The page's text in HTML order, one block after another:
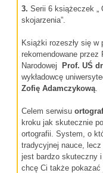
3. Serii 6 książeczek „
skojarzenia”.
Książki rozeszły się w
rekomendowane
Narodowej
Prof. UŚ
wykładowcę
Zofię Adamczykową
Celem serwisu
kroku jak skutecznie
ortografii. System, o
tradycyjnej nauce,
jest bardzo skuteczny i
chcę Ci także